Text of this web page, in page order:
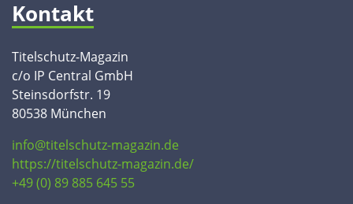
Kontakt
Titelschutz-Magazin
c/o IP Central GmbH
Steinsdorfstr. 19
80538 München
info@titelschutz-magazin.de
https://titelschutz-magazin.de/
+49 (0) 89 885 645 55